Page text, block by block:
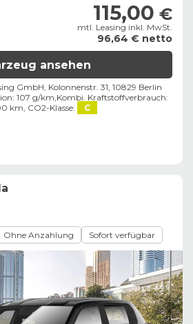
115,00 €
mtl. Leasing inkl. MwSt.
96,64 € netto
ansehen
GmbH, Kolonnenstr. 31, 10829 Berlin
107 g/km,Kombi. Kraftstoffverbrauch:
km, CO2-Klasse: C
Ohne Anzahlung Sofort verfügbar